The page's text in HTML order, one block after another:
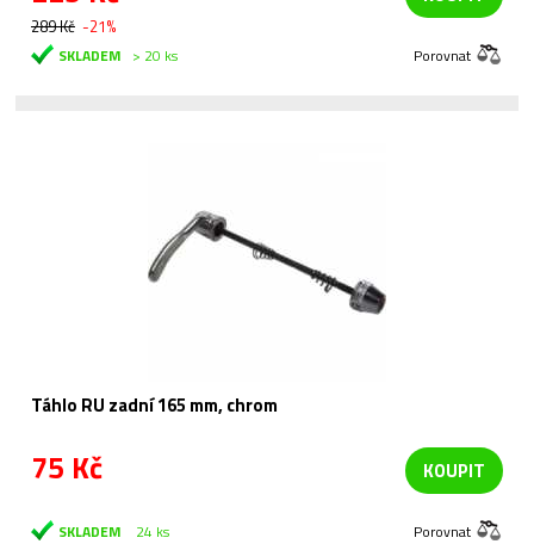
289 Kč -21%
SKLADEM > 20 ks Porovnat
Táhlo RU zadní 165 mm, chrom
75 Kč KOUPIT
SKLADEM 24 ks Porovnat